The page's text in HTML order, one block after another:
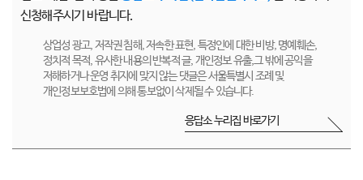
신청해주시기 바랍니다.
상업성 광고, 저작권 침해, 저속한 표현, 특정인에 대한 비방, 명예훼손,
정치적 목적, 유사한 내용의 반복적 글, 개인정보 유출,그 밖에 공익을
저해하거나 운영 취지에 맞지 않는 댓글은 서울특별시 조례 및
개인정보보호법에 의해 통보없이 삭제될 수 있습니다.
응답소 누리집 바로가기